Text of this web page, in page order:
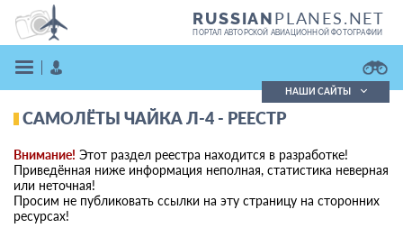
RUSSIANPLANES.NET
ПОРТАЛ АВТОРСКОЙ АВИАЦИОННОЙ ФОТОГРАФИИ
Поиск фотографий
Кратко
Подробно
НАШИ САЙТЫ
САМОЛЁТЫ ЧАЙКА Л-4 - РЕЕСТР
Внимание! Этот раздел реестра находится в разработке!
Приведённая ниже информация неполная, статистика неверная
или неточная!
Просим не публиковать ссылки на эту страницу на сторонних
ресурсах!